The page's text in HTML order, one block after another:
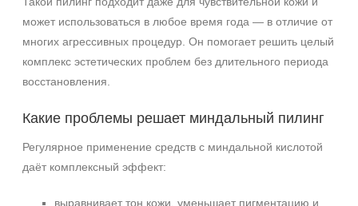
может использоваться в любое время года — в отличие от
многих агрессивных процедур. Он помогает решить целый
комплекс эстетических проблем без длительного периода
восстановления.
Какие проблемы решает миндальный пилинг
Регулярное применение средств с миндальной кислотой
даёт комплексный эффект:
выравнивает тон кожи, уменьшает пигментацию и